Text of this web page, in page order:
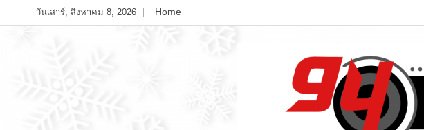
to
วันเสาร์, สิงหาคม 8, 2026 Home